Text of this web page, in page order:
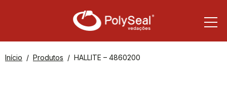
Início Produtos HALLITE – 4860200